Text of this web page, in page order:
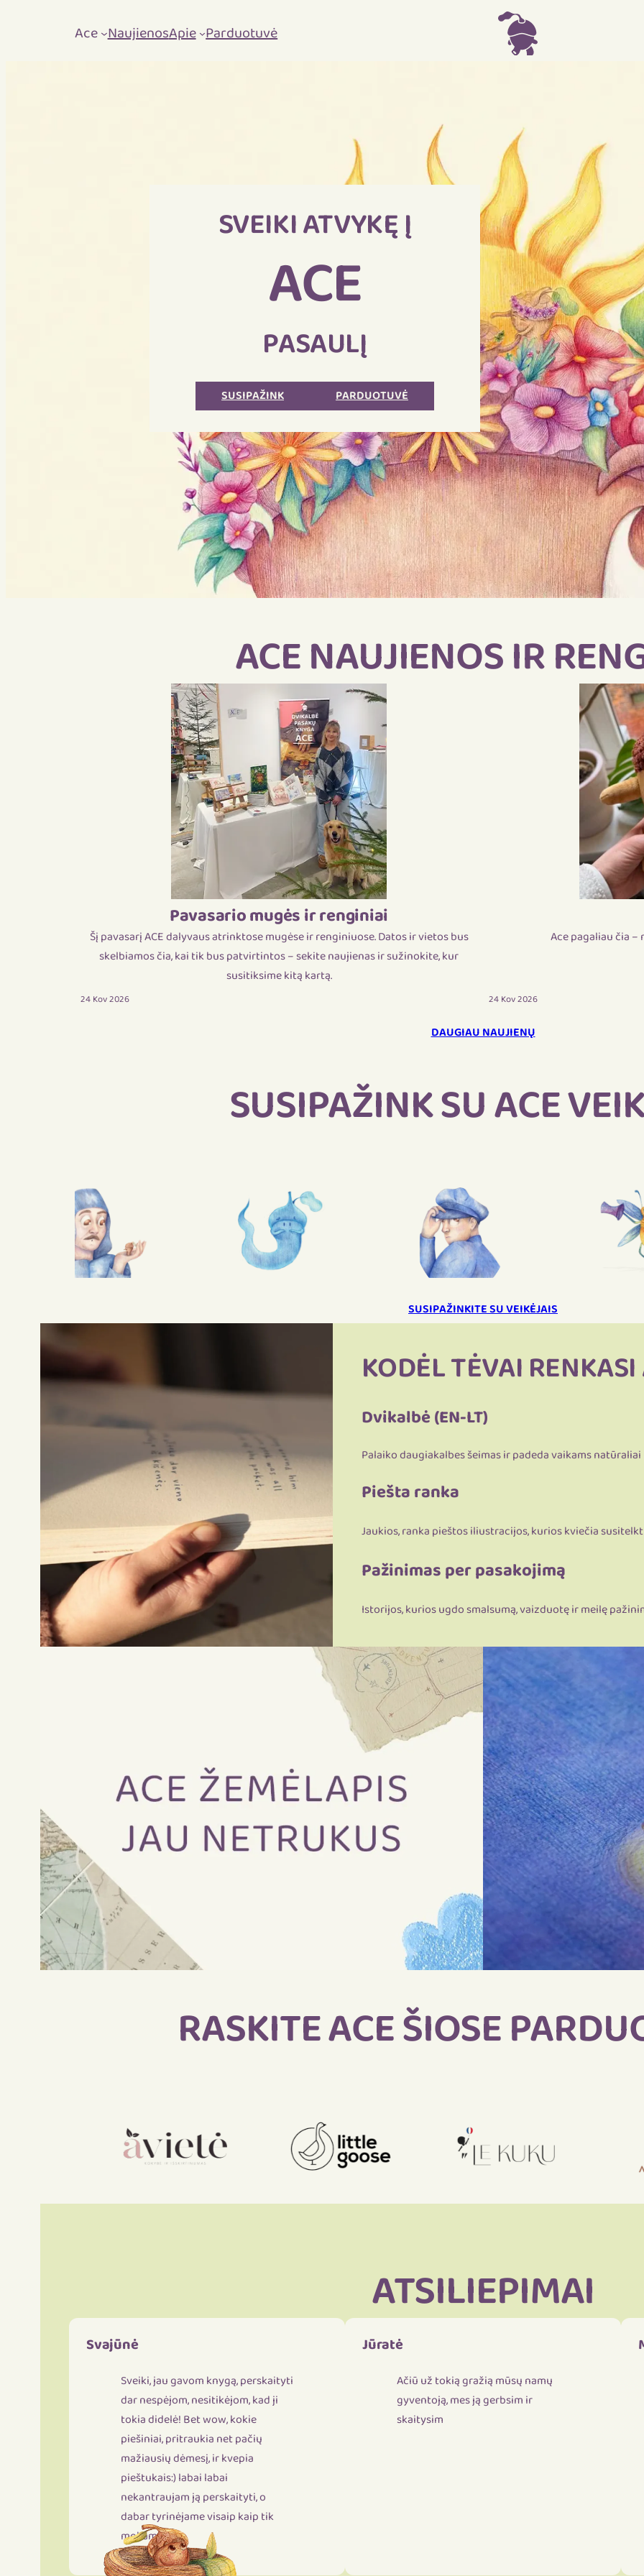
Ace NaujienosApie Parduotuvė
SVEIKI ATVYKĘ Į
ACE
PASAULĮ
SUSIPAŽINK PARDUOTUVĖ
ACE NAUJIENOS IR
Pavasario mugės ir renginiai
Šį pavasarį ACE dalyvaus atrinktose mugėse ir renginiuose. Datos ir vietos bus
skelbiamos čia, kai tik bus patvirtintos – sekite naujienas ir sužinokite, kur
susitiksime kitą kartą.
24 Kov 2026
Ace pagaliau čia
24 Kov 2026
DAUGIAU NAUJIENŲ
SUSIPAŽINK SU ACE
SUSIPAŽINKITE SU VEIKĖJAIS
KODĖL TĖVAI
Dvikalbė (EN-LT)
Palaiko daugiakalbes šeimas ir padeda vaikams
Piešta ranka
Jaukios, ranka pieštos iliustracijos, kurios kviečia
Pažinimas per pasakojimą
Istorijos, kurios ugdo smalsumą, vaizduotę ir meilę
RASKITE ACE ŠIOSE
ATSILIEPIMAI
Svajūnė
Sveiki, jau gavom knygą, perskaityti
dar nespėjom, nesitikėjom, kad ji
tokia didelė! Bet wow, kokie
piešiniai, pritraukia net pačių
mažiausių dėmesį, ir kvepia
pieštukais:) labai labai
nekantraujam ją perskaityti, o
dabar tyrinėjame visaip kaip tik
mokame.
Jūratė
Ačiū už tokią gražią mūsų namų
gyventoją, mes ją gerbsim ir
skaitysim